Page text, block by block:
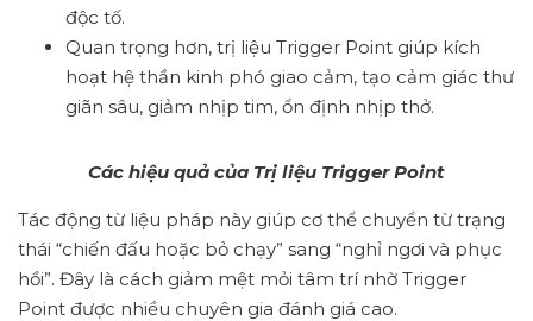
độc tố.
Quan trọng hơn, trị liệu Trigger Point giúp kích
hoạt hệ thần kinh phó giao cảm, tạo cảm giác thư
giãn sâu, giảm nhịp tim, ổn định nhịp thở.
Các hiệu quả của Trị liệu Trigger Point
Tác động từ liệu pháp này giúp cơ thể chuyển từ trạng
thái “chiến đấu hoặc bỏ chạy” sang “nghỉ ngơi và phục
hồi”. Đây là cách giảm mệt mỏi tâm trí nhờ Trigger
Point được nhiều chuyên gia đánh giá cao.